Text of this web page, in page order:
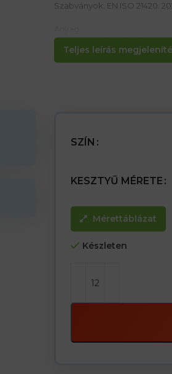
Teljes leírás
Szabványok: EN ISO 21420:
100% pamut (varrás 13)
Jellemzők:
SZÍN
KESZTYŰ MÉRETE
Mérettáblázat
Készleten